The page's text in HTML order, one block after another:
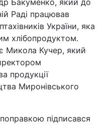
Бакуменко, який до
Раді працював
України, яка
хлібопродуктом.
Микола Кучер, який
продукції
Миронівського
підписався